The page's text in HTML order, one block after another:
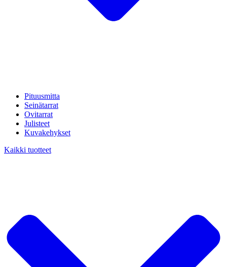
Pituusmitta
Seinätarrat
Ovitarrat
Julisteet
Kuvakehykset
Kaikki tuotteet